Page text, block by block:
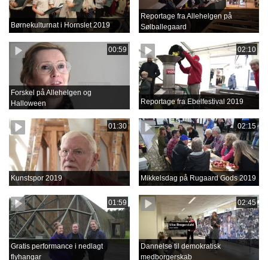
Børnekulturnat i Hornslet 2019
Reportage fra Allehelgen på
Sølballegaard
00:59
Forskel på Allehelgen og
Halloween
02:10
Reportage fra Ebelfestival 2019
01:30
Kunstspor 2019
02:15
Mikkelsdag på Rugaard Gods 2019
01:59
Gratis performance i nedlagt
flyhangar
02:45
Dannelse til demokratisk
medborgerskab